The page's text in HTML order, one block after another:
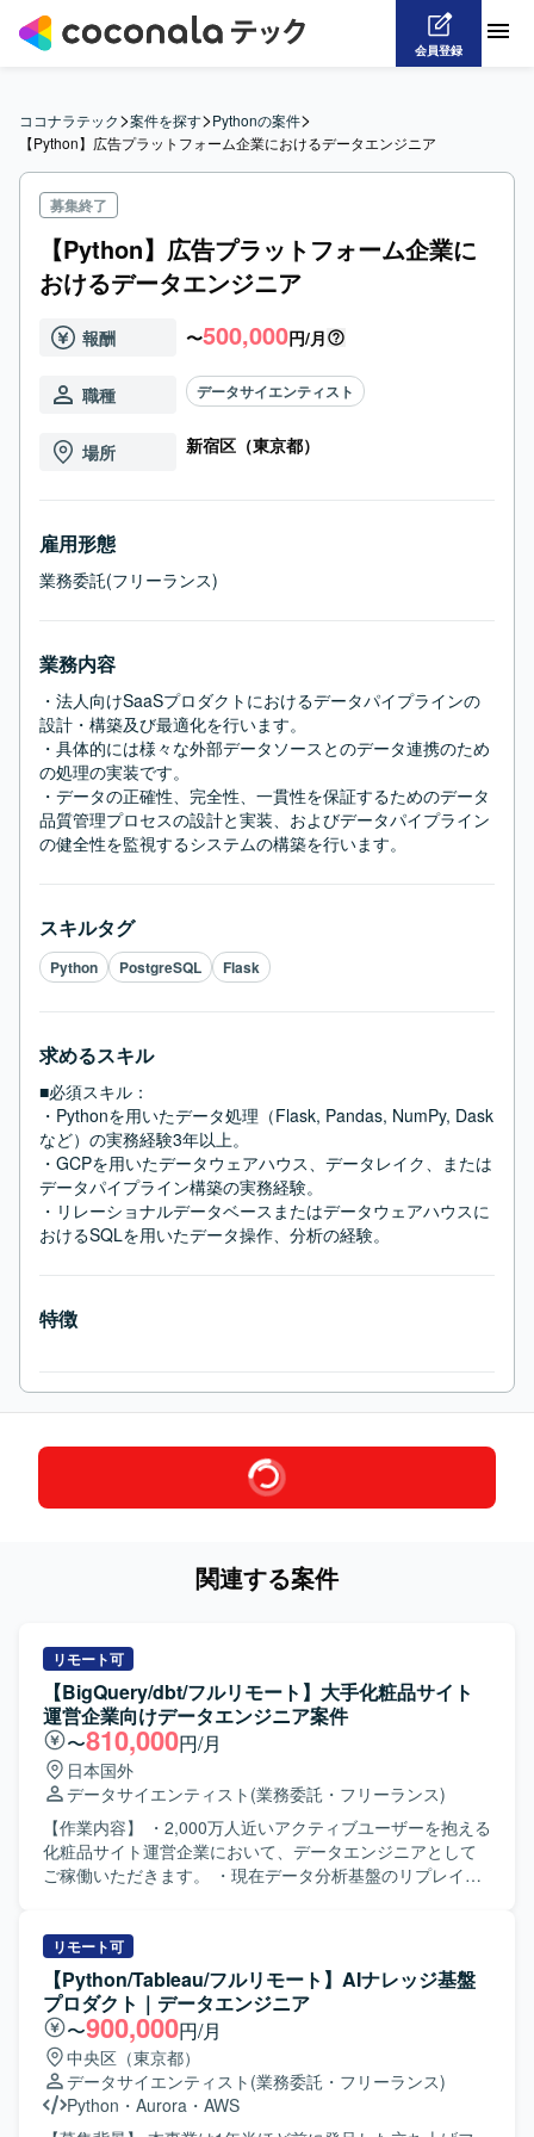
会員登録
ココナラテック>案件を探す>Pythonの案件>
【Python】広告プラットフォーム企業におけるデータエンジニア
募集終了
【Python】広告プラットフォーム企業に
おけるデータエンジニア
報酬 〜500,000円/月
職種 データサイエンティスト
場所 新宿区（東京都）
雇用形態
業務委託(フリーランス)
業務内容
・法人向けSaaSプロダクトにおけるデータパイプラインの
設計・構築及び最適化を行います。
・具体的には様々な外部データソースとのデータ連携のため
の処理の実装です。
・データの正確性、完全性、一貫性を保証するためのデータ
品質管理プロセスの設計と実装、およびデータパイプライン
の健全性を監視するシステムの構築を行います。
スキルタグ
Python PostgreSQL Flask
求めるスキル
■必須スキル：
・Pythonを用いたデータ処理（Flask, Pandas, NumPy, Dask
など）の実務経験3年以上。
・GCPを用いたデータウェアハウス、データレイク、または
データパイプライン構築の実務経験。
・リレーショナルデータベースまたはデータウェアハウスに
おけるSQLを用いたデータ操作、分析の経験。
特徴
関連する案件
リモート可
【BigQuery/dbt/フルリモート】大手化粧品サイト
運営企業向けデータエンジニア案件
〜810,000円/月
日本国外
データサイエンティスト (業務委託・フリーランス)
【作業内容】 ・2,000万人近いアクティブユーザーを抱える
化粧品サイト運営企業において、データエンジニアとして
ご稼働いただきます。 ・現在データ分析基盤のリプレイス
【ポジションの魅力】 ・フルリモート案件ですので、リラ
ックスした状態で勤務することができます。 ・複数名が参
画しており、参画中の技術者様からも稼働が安定していて
働きやすいとお話を伺っております。 【開発環境】 ・
BigQuery ・Docker ・dbt ・Composer ・GitHub
リモート可
【Python/Tableau/フルリモート】AIナレッジ基盤
プロダクト｜データエンジニア
〜900,000円/月
中央区（東京都）
データサイエンティスト (業務委託・フリーランス)
Python ・ Aurora ・ AWS